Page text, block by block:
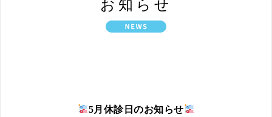
お知らせ
5月休診日のお知らせ